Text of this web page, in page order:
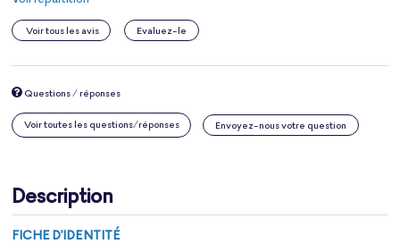
Voir tous les avis Evaluez-le
Questions / réponses
Voir toutes les questions/réponses Envoyez-nous votre question
Description
FICHE D'IDENTITÉ